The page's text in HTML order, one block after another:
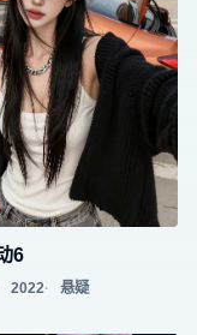
6
2022 悬疑